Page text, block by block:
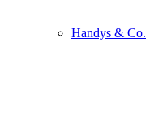
Handys & Co.